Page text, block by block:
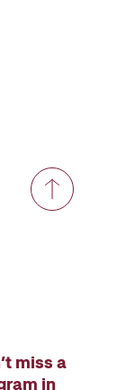
miss a
in